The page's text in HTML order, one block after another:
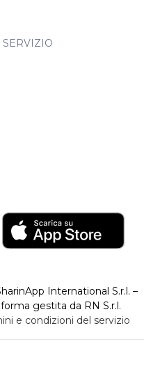
International S.r.l. –
gestita da RN S.r.l.
e condizioni del servizio